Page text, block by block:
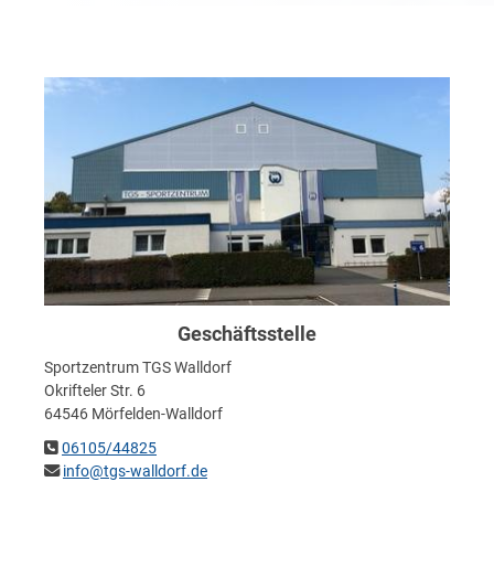
Geschäftsstelle
Sportzentrum TGS Walldorf
Okrifteler Str. 6
64546 Mörfelden-Walldorf
06105/44825
info@tgs-walldorf.de